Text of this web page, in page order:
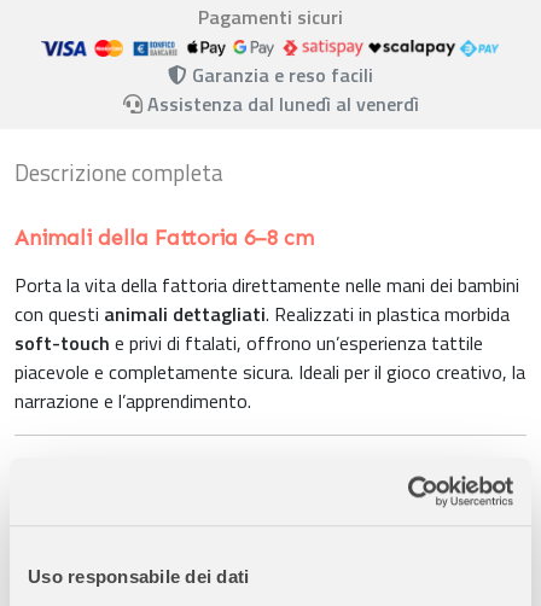
Uso responsabile dei dati
Pagamenti sicuri
Garanzia e reso facili
Assistenza dal lunedì al venerdì
Descrizione completa
Animali della Fattoria 6–8 cm
Porta la vita della fattoria direttamente nelle mani dei bambini
con questi animali dettagliati. Realizzati in plastica morbida
soft-touch e privi di ftalati, offrono un’esperienza tattile
piacevole e completamente sicura. Ideali per il gioco creativo, la
narrazione e l’apprendimento.
ftalati, sicura per i bambini.